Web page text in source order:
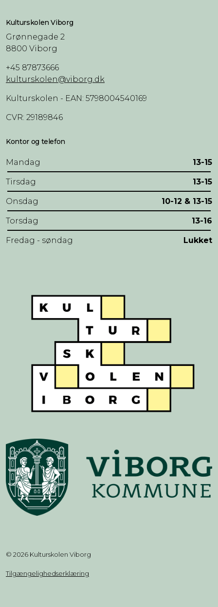
Kulturskolen Viborg
Grønnegade 2
8800 Viborg
+45 87873666
kulturskolen@viborg.dk
Kulturskolen - EAN: 5798004540169
CVR: 29189846
Kontor og telefon
Mandag 13-15
Tirsdag 13-15
Onsdag 10-12 & 13-15
Torsdag 13-16
Fredag - søndag Lukket
© 2026 Kulturskolen Viborg
Tilgængelighedserklæring